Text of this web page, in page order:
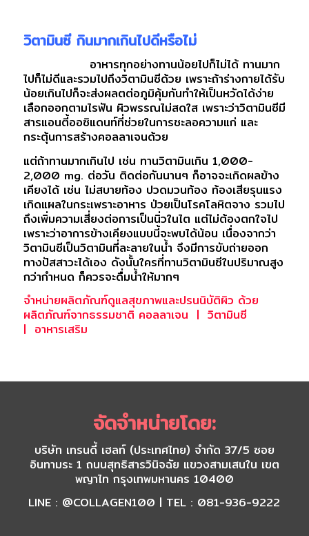
วิตามินซี กินมากเกินไปดีหรือไม่
อาหารทุกอย่างทานน้อยไปก็ไม่ได้ ทานมาก
ไปก็ไม่ดีและรวมไปถึงวิตามินซีด้วย เพราะถ้าร่างกายได้รับ
น้อยเกินไปก็จะส่งผลตต่อภูมิคุ้มกันทำให้เป็นหวัดได้ง่าย
เลือกออกตามไรฟัน ผิวพรรณไม่สดใส เพราะว่าวิตามินซีมี
สารแอนตี้ออซิแดนท์ที่ช่วยในการชะลอความแก่ และ
กระตุ้นการสร้างคอลลาเจนด้วย
แต่ถ้าทานมากเกินไป เช่น ทานวิตามินเกิน 1,000-
2,000 mg. ต่อวัน ติดต่อกันนานๆ ก็อาจจะเกิดผลข้าง
เคียงได้ เช่น ไม่สบายท้อง ปวดมวนท้อง ท้องเสียรุนแรง
เกิดแผลในกระเพราะอาหาร ป่วยเป็นโรคโลหิตจาง รวมไป
ถึงเพิ่มความเสี่ยงต่อการเป็นนิ่วในไต แต่ไม่ต้องตกใจไป
เพราะว่าอาการข้างเคียงแบบนี้จะพบได้น้อน เนื่องจากว่า
วิตามินซีเป็นวิตามินที่ละลายในน้ำ จึงมีการขับถ่ายออก
ทางปัสสาวะได้เอง ดังนั้นใครที่ทานวิตามินซีในปริมาณสูง
กว่ากำหนด ก็ควรจะดื่มน้ำให้มากๆ
จำหน่ายผลิตภัณฑ์ดูแลสุขภาพและปรนนิบัติผิว ด้วย
ผลิตภัณฑ์จากธรรมชาติ คอลลาเจน | วิตามินซี
| อาหารเสริม
จัดจำหน่ายโดย:
บริษัท เทรนดี้ เฮลท์ (ประเทศไทย) จำกัด 37/5 ซอย
อินทามระ 1 ถนนสุทธิสารวินิจฉัย แขวงสามเสนใน เขต
พญาไท กรุงเทพมหานคร 10400
LINE : @COLLAGEN100 | TEL : 081-936-9222